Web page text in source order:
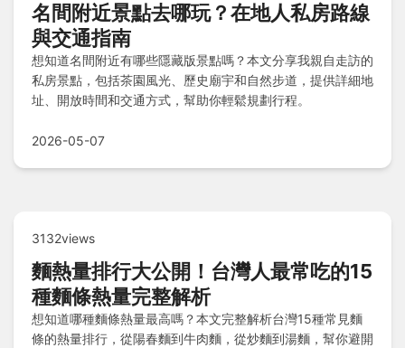
名間附近景點去哪玩？在地人私房路線
與交通指南
想知道名間附近有哪些隱藏版景點嗎？本文分享我親自走訪的
私房景點，包括茶園風光、歷史廟宇和自然步道，提供詳細地
址、開放時間和交通方式，幫助你輕鬆規劃行程。
2026-05-07
3132views
麵熱量排行大公開！台灣人最常吃的15
種麵條熱量完整解析
想知道哪種麵條熱量最高嗎？本文完整解析台灣15種常見麵
條的熱量排行，從陽春麵到牛肉麵，從炒麵到湯麵，幫你避開